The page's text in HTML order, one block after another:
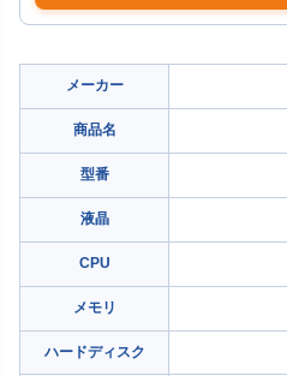
メーカー
商品名
型番
液晶
CPU
メモリ
ハードディスク